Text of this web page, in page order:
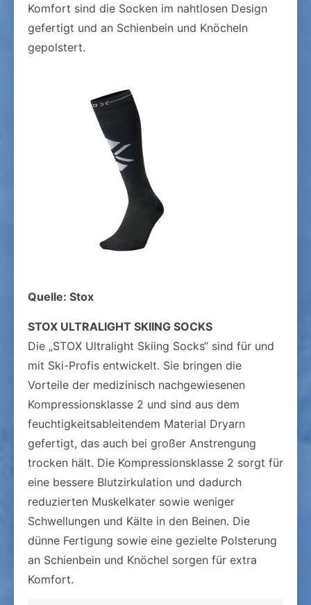
Komfort sind die Socken im nahtlosen Design
gefertigt und an Schienbein und Knöcheln
gepolstert.
Quelle: Stox
STOX ULTRALIGHT SKIING SOCKS
Die „STOX Ultralight Skiing Socks“ sind für und
mit Ski-Profis entwickelt. Sie bringen die
Vorteile der medizinisch nachgewiesenen
Kompressionsklasse 2 und sind aus dem
feuchtigkeitsableitendem Material Dryarn
gefertigt, das auch bei großer Anstrengung
trocken hält. Die Kompressionsklasse 2 sorgt für
eine bessere Blutzirkulation und dadurch
reduzierten Muskelkater sowie weniger
Schwellungen und Kälte in den Beinen. Die
dünne Fertigung sowie eine gezielte Polsterung
an Schienbein und Knöchel sorgen für extra
Komfort.